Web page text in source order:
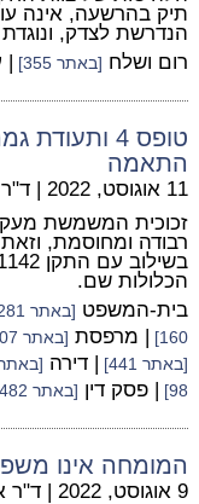
תיק בהרשעה, אינה
הנדרשת לצדק,
רום ושלח [באתר 355] |
טופס 4
התאמה
11 אוגוסט, 2022 |
זכוכית המשמשת
הכלולות שם.
בית-המשפט [באתר 281]
160]
| מרפסת [באתר 107]
[באתר 441] | דירה [באתר
98]
| פסק דין [באתר 482]
המומחה אינו
9 אוגוסט, 2022 | ד"ר